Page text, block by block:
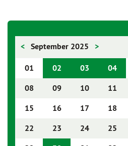
< September 2025 >
01 02 03 04
08
09 10 11
15
16 17 18
22
23 24 25